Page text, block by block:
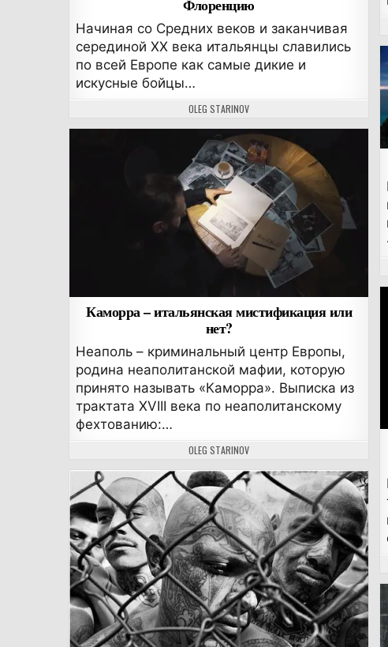
Флоренцию
Начиная со Средних веков и заканчивая
серединой XX века итальянцы славились
по всей Европе как самые дикие и
искусные бойцы…
АВТОР:
OLEG STARINOV
Каморра – итальянская мистификация или
нет?
Неаполь – криминальный центр Европы,
родина неаполитанской мафии, которую
принято называть «Каморра». Выписка из
трактата XVIII века по неаполитанскому
фехтованию:…
АВТОР:
OLEG STARINOV